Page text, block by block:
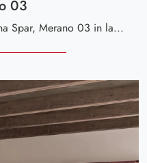
03
Se desideri una cucina moderna Spar, Merano 03 in laccato opaco ti aspetta nel nostro negozio di Cucine Moderne ad angolo.